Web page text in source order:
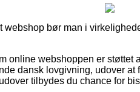
webshop bør man i
online webshoppen er
dansk lovgivning, udover at
tilbydes du chance for